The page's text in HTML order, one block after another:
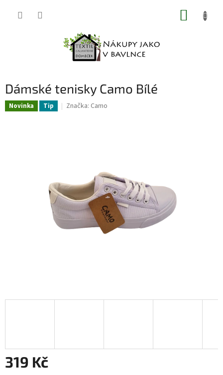
Dámské tenisky Camo Bílé
Novinka Tip Značka: Camo
319 Kč